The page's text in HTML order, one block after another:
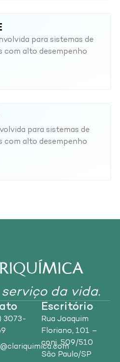
para sistemas de
com alto desempenho
para sistemas de
com alto desempenho
da vida.
3073-
Escritório
Rua Joaquim
Floriano, 101 –
conj. 509/510
São Paulo/SP